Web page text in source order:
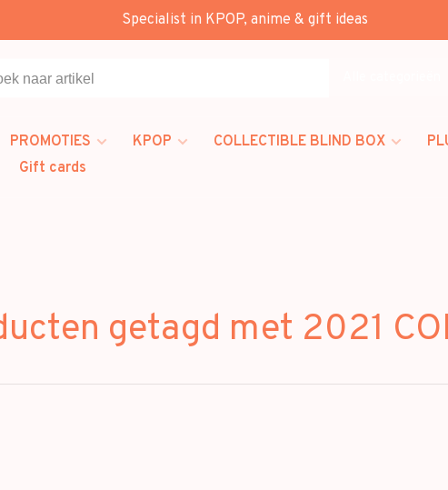
Specialist in KPOP, anime & gift ideas
PROMOTIES KPOP COLLECTIBLE BLIND BOX
Gift cards
getagd met 2021